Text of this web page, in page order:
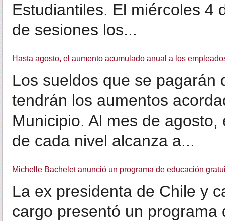
Estudiantiles. El miércoles 4
de sesiones los...
Hasta agosto, el aumento acumulado anual a los
Los sueldos que se pagarán
tendrán los aumentos
Municipio. Al mes de
de cada nivel alcanza a...
Michelle Bachelet anunció un programa de educación
La ex presidenta de Chile y
cargo presentó un